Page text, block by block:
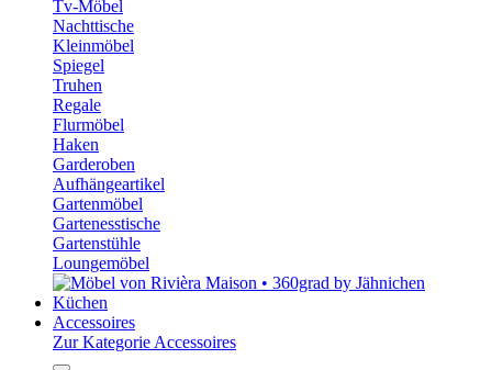
Tv-Möbel
Nachttische
Kleinmöbel
Spiegel
Truhen
Regale
Flurmöbel
Haken
Garderoben
Aufhängeartikel
Gartenmöbel
Gartenesstische
Gartenstühle
Loungemöbel
Küchen
Accessoires
Zur Kategorie Accessoires